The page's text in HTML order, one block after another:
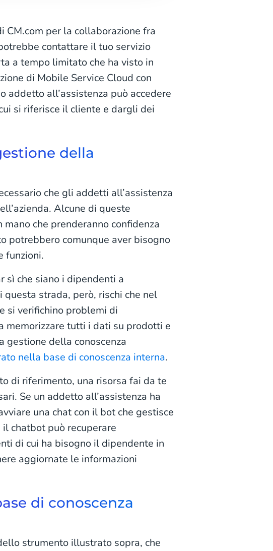
CM.com per la collaborazione fra
contattare il tuo servizio
a tempo limitato che ha visto in
di Mobile Service Cloud con
addetto all’assistenza può accedere
si riferisce il cliente e dargli dei
della
che gli addetti all’assistenza
Alcune di queste
che prenderanno confidenza
potrebbero comunque aver bisogno
funzioni.
sì che siano i dipendenti a
questa strada, però, rischi che nel
si verifichino problemi di
memorizzare tutti i dati su prodotti e
gestione della conoscenza
nella base di conoscenza interna.
di riferimento, una risorsa fai da te
Se un addetto all’assistenza ha
una chat con il bot che gestisce
chatbot può recuperare
di cui ha bisogno il dipendente in
aggiornate le informazioni
di conoscenza
strumento illustrato sopra, che